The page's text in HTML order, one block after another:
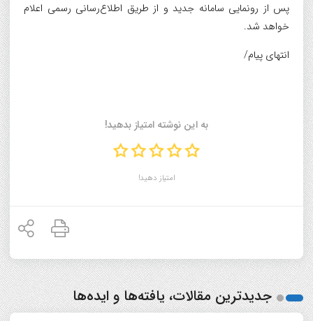
پس از رونمایی سامانه جدید و از طریق اطلاع‌رسانی رسمی اعلام
خواهد شد.
انتهای پیام/
به این نوشته امتیاز بدهید!
امتیاز دهید!
جدیدترین مقالات، یافته‌ها و ایده‌ها